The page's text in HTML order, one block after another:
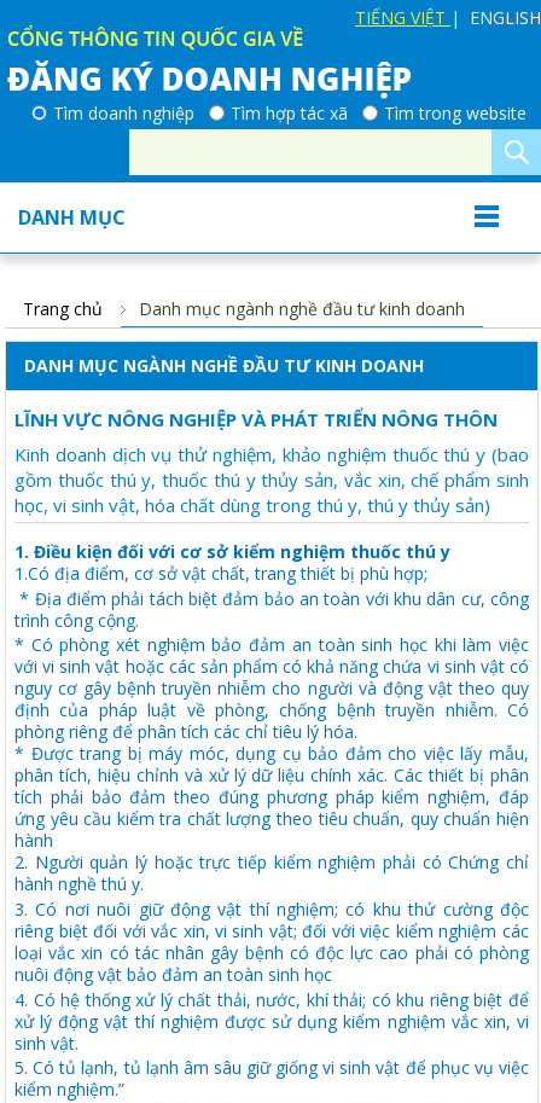
TIẾNG VIỆT | ENGLISH
Tìm doanh nghiệp Tìm hợp tác xã Tìm trong website
DANH MỤC
Trang chủ Danh mục ngành nghề đầu tư kinh doanh
DANH MỤC NGÀNH NGHỀ ĐẦU TƯ KINH DOANH
LĨNH VỰC NÔNG NGHIỆP VÀ PHÁT TRIỂN NÔNG THÔN
Kinh doanh dịch vụ thử nghiệm, khảo nghiệm thuốc thú y (bao
gồm thuốc thú y, thuốc thú y thủy sản, vắc xin, chế phẩm sinh
học, vi sinh vật, hóa chất dùng trong thú y, thú y thủy sản)
1. Điều kiện đối với cơ sở kiểm nghiệm thuốc thú y
1.Có địa điểm, cơ sở vật chất, trang thiết bị phù hợp;
* Địa điểm phải tách biệt đảm bảo an toàn với khu dân cư, công
trình công cộng.
* Có phòng xét nghiệm bảo đảm an toàn sinh học khi làm việc
với vi sinh vật hoặc các sản phẩm có khả năng chứa vi sinh vật có
nguy cơ gây bệnh truyền nhiễm cho người và động vật theo quy
định của pháp luật về phòng, chống bệnh truyền nhiễm. Có
phòng riêng để phân tích các chỉ tiêu lý hóa.
* Được trang bị máy móc, dụng cụ bảo đảm cho việc lấy mẫu,
phân tích, hiệu chỉnh và xử lý dữ liệu chính xác. Các thiết bị phân
tích phải bảo đảm theo đúng phương pháp kiểm nghiệm, đáp
ứng yêu cầu kiểmtra chất lượng theo tiêu chuẩn, quy chuẩn hiện
hành
2. Người quản lý hoặc trực tiếp kiểm nghiệm phải có Chứng chỉ
hành nghề thú y.
3.Có nơi nuôi giữ động vật thí nghiệm; có khu thử cường độc
riêng biệt đối với vắc xin, vi sinh vật; đối với việc kiểm nghiệm các
loại vắc xin có tác nhân gây bệnh có độc lực cao phải có phòng
nuôi động vật bảo đảm an toàn sinh học
4. Có hệ thống xử lý chất thải, nước, khí thải; có khu riêng biệt để
xử lý động vật thí nghiệm được sử dụng kiểm nghiệm vắc xin, vi
sinh vật.
5. Có tủ lạnh, tủ lạnh âm sâu giữ giống vi sinh vật để phục vụ việc
kiểm nghiệm.”